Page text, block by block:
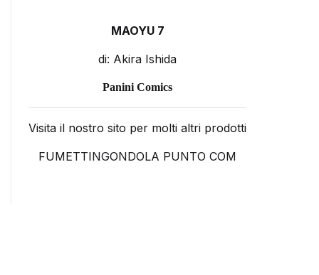
MAOYU 7
di: Akira Ishida
Panini Comics
Visita il nostro sito per molti altri prodotti
FUMETTINGONDOLA PUNTO COM